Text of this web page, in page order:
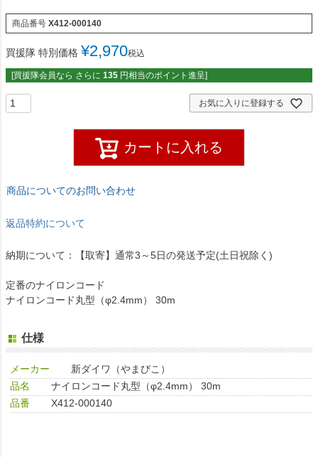
商品番号 X412-000140
買援隊 特別価格 ¥2,970税込
[買援隊会員なら さらに 135 円相当のポイント進呈]
お気に入りに登録する
カートに入れる
商品についてのお問い合わせ
返品特約について
納期について：【取寄】通常3～5日の発送予定(土日祝除く)
定番のナイロンコード
ナイロンコード丸型（φ2.4mm） 30m
仕様
メーカー
新ダイワ（やまびこ）
品名
ナイロンコード丸型（φ2.4mm） 30m
品番
X412-000140